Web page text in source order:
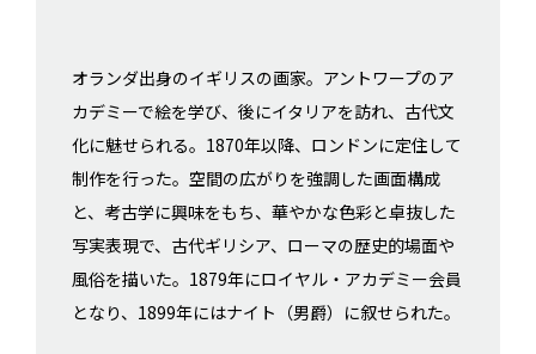
オランダ出身のイギリスの画家。アントワープのア
カデミーで絵を学び、後にイタリアを訪れ、古代文
化に魅せられる。1870年以降、ロンドンに定住して
制作を行った。空間の広がりを強調した画面構成
と、考古学に興味をもち、華やかな色彩と卓抜した
写実表現で、古代ギリシア、ローマの歴史的場面や
風俗を描いた。1879年にロイヤル・アカデミー会員
となり、1899年にはナイト（男爵）に叙せられた。